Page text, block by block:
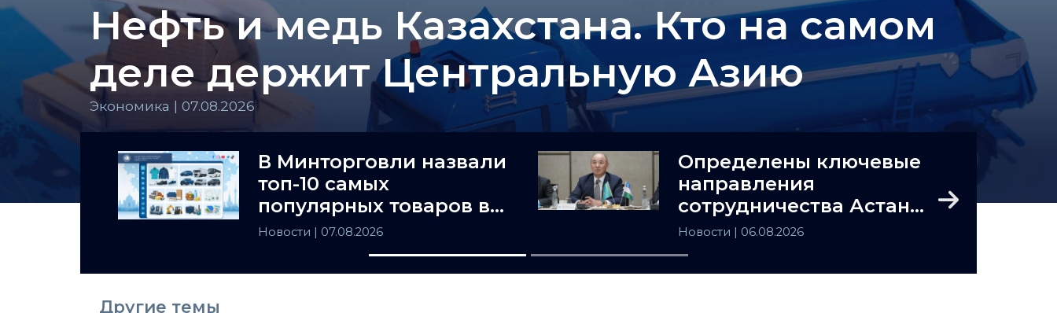
Нефть и медь Казахстана. Кто на самом
деле держит Центральную Азию
Экономика | 07.08.2026
В Минторговли назвали
топ-10 самых
популярных товаров в
Казахстане
Новости | 07.08.2026
Определены ключевые
направления
сотрудничества Астаны
и Ташкента
Новости | 06.08.2026
Next
Другие темы